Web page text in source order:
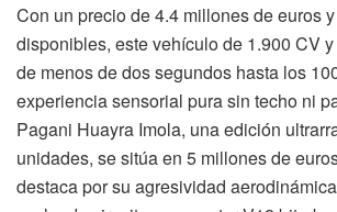
Con un precio de 4.4 millones de euros
disponibles, este vehículo de 1.900 CV
de menos de dos segundos hasta los
experiencia sensorial pura sin techo ni
Pagani Huayra Imola, una edición
unidades, se sitúa en 5 millones de
destaca por su agresividad